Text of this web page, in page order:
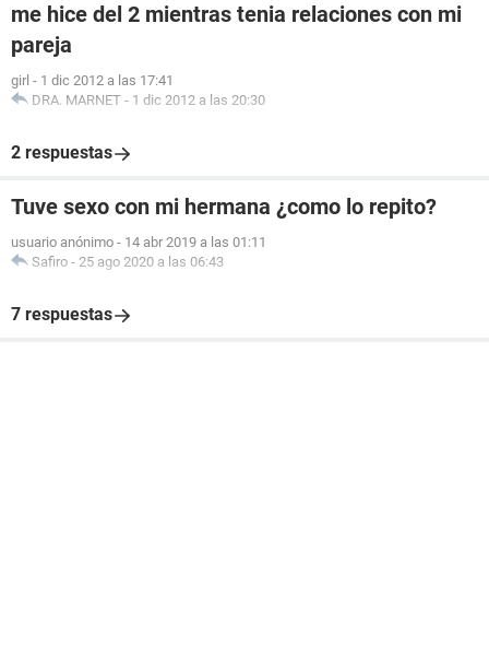
me hice del 2 mientras tenia relaciones con mi
pareja
girl - 1 dic 2012 a las 17:41
DRA. MARNET - 1 dic 2012 a las 20:30
2 respuestas
Tuve sexo con mi hermana ¿como lo repito?
usuario anónimo - 14 abr 2019 a las 01:11
Safiro - 25 ago 2020 a las 06:43
7 respuestas